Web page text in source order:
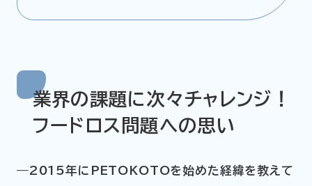
業界の課題に次々チャレンジ！
フードロス問題への思い
―2015年にPETOKOTOを始めた経緯を教えて